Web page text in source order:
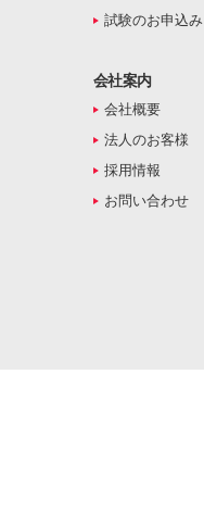
試験のお申込み
会社案内
会社概要
法人のお客様
採用情報
お問い合わせ